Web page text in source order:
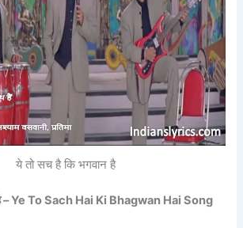
ये तो सच है कि भगवान है
है – Ye To Sach Hai Ki Bhagwan Hai Song